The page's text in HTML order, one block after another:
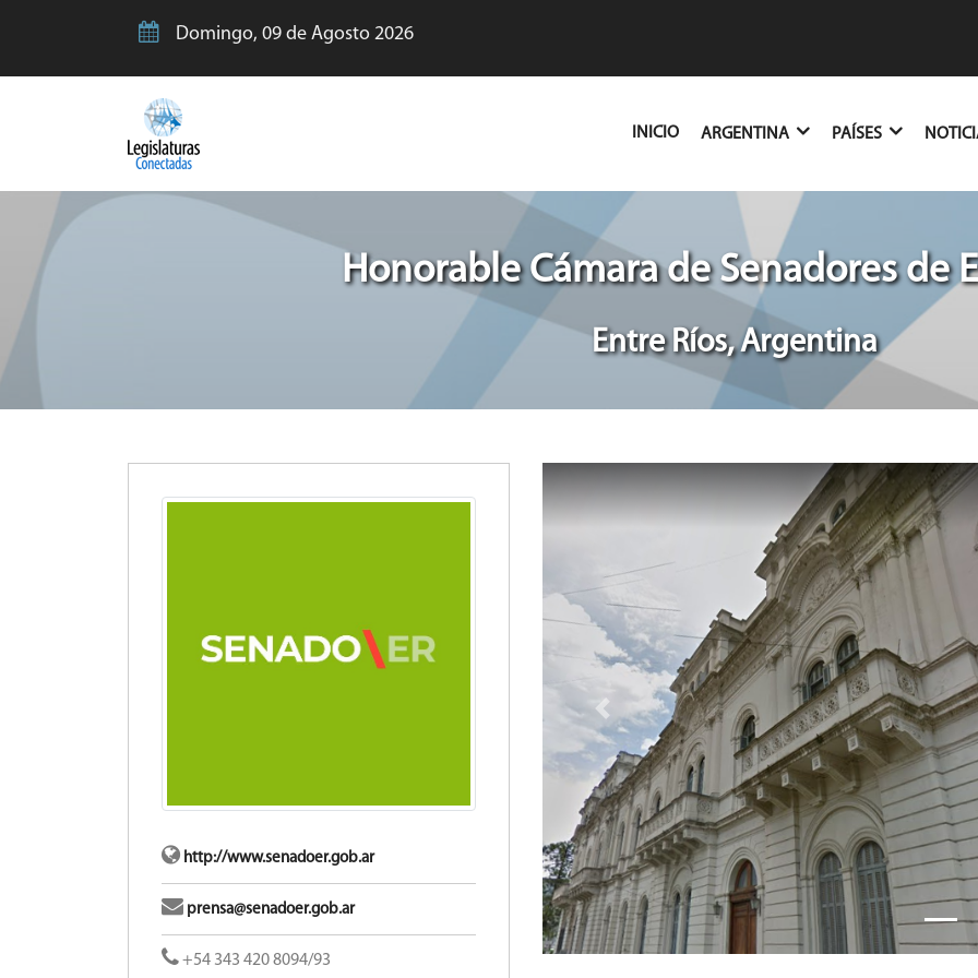
Domingo, 09 de Agosto 2026
INICIO(CURRENT)
ARGENTINA PAÍSES
Honorable Cámara de Senadores de
Entre Ríos, Argentina
http://www.senadoer.gob.ar
prensa@senadoer.gob.ar
+54 343 420 8094/93
Previous